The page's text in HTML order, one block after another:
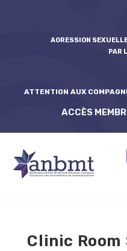
AGRESSION
PAR
ATTENTION AUX
ACCÈS
Clinic Room